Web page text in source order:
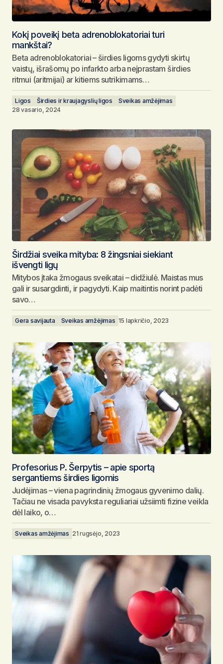
Kokį poveikį beta adrenoblokatoriai turi
mankštai?
Beta adrenoblokatoriai – širdies ligoms gydyti skirtų
vaistų, išrašomų po infarkto arba neįprastam širdies
ritmui (aritmijai) ar kitiems sutrikimams…
Ligos Širdies ir kraujagyslių ligos
Sveikas amžėjimas
28 vasario, 2024
Širdžiai sveika mityba: 8 žingsniai siekiant
išvengti ligų
Mitybos įtaka žmogaus sveikatai – didžiulė. Maistas mus
gali ir susargdinti, ir pagydyti. Kaip maitintis norint padėti
savo…
Gera savijauta Sveikas amžėjimas 15 lapkričio, 2023
Profesorius P. Šerpytis – apie sportą
sergantiems širdies ligomis
Judėjimas – viena pagrindinių žmogaus gyvenimo dalių.
Tačiau ne visada pavyksta reguliariai užsiimti fizine veikla
dėl laiko, o…
Sveikas amžėjimas 21 rugsėjo, 2023